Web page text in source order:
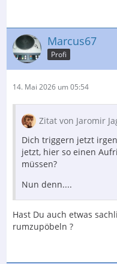
Marcus67
Profi
14. Mai 2026 um 05:54
Zitat von Jaromir
Dich triggern jetzt
jetzt, hier so einen
müssen?
Nun denn....
Hast Du auch etwas
rumzupöbeln ?